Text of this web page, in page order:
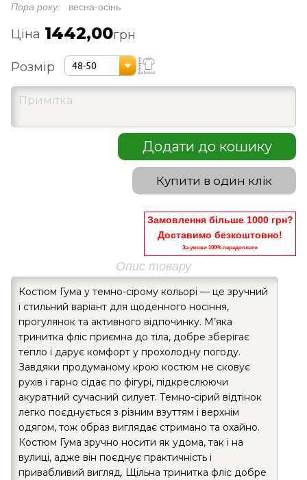
Пора року: весна-осінь
Ціна 1442,00грн
Розмір 48-50
Додати до кошику
Купити в один клік
Замовлення більше 1000 грн?
Доставимо безкоштовно!
За умови 100% передоплати
Опис товару
Костюм Гума у темно-сірому кольорі — це зручний
і стильний варіант для щоденного носіння,
прогулянок та активного відпочинку. М’яка
тринитка фліс приємна до тіла, добре зберігає
тепло і дарує комфорт у прохолодну погоду.
Завдяки продуманому крою костюм не сковує
рухів і гарно сідає по фігурі, підкреслюючи
акуратний сучасний силует. Темно-сірий відтінок
легко поєднується з різним взуттям і верхнім
одягом, тож образ виглядає стримано та охайно.
Костюм Гума зручно носити як удома, так і на
вулиці, адже він поєднує практичність і
привабливий вигляд. Щільна тринитка фліс добре